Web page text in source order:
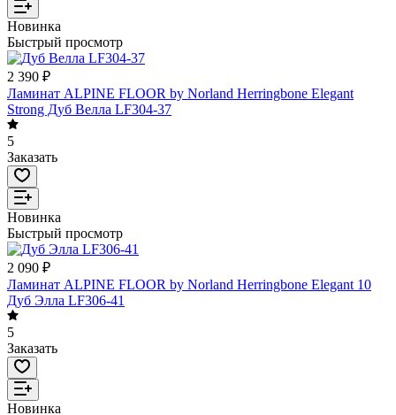
Новинка
Быстрый просмотр
2 390 ₽
Ламинат ALPINE FLOOR by Norland Herringbone Elegant
Strong Дуб Велла LF304-37
5
Заказать
Новинка
Быстрый просмотр
2 090 ₽
Ламинат ALPINE FLOOR by Norland Herringbone Elegant 10
Дуб Элла LF306-41
5
Заказать
Новинка